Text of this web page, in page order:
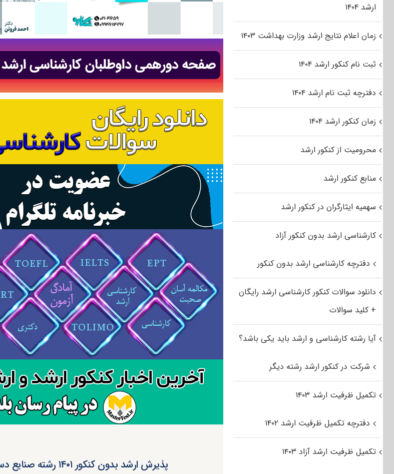
پذیرش ارشد بدون کنکور ۱۴۰۱ رشته صنایع دستی دانشگاه بیرجند
ارشد ۱۴۰۴
زمان اعلام نتایج ارشد وزارت بهداشت ۱۴۰۳
ثبت نام کنکور ارشد ۱۴۰۴
دفترچه ثبت نام ارشد ۱۴۰۴
زمان کنکور ارشد ۱۴۰۴
محرومیت از کنکور ارشد
منابع کنکور ارشد
سهمیه ایثارگران در کنکور ارشد
کارشناسی ارشد بدون کنکور آزاد
دفترچه کارشناسی ارشد بدون کنکور
دانلود سوالات کنکور کارشناسی ارشد رایگان
+ کلید سوالات
آیا رشته کارشناسی و ارشد باید یکی باشد؟
شرکت در کنکور ارشد رشته دیگر
تکمیل ظرفیت ارشد ۱۴۰۳
دفترچه تکمیل ظرفیت ارشد ۱۴۰۲
تکمیل ظرفیت ارشد آزاد ۱۴۰۳